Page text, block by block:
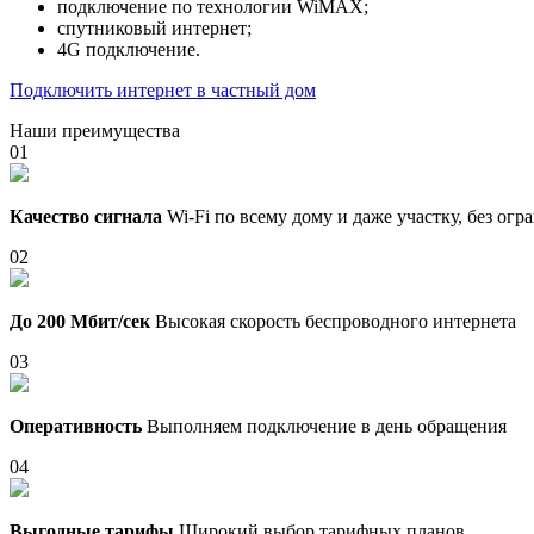
подключение по технологии WiMAX;
спутниковый интернет;
4G подключение.
Подключить интернет в частный дом
Наши преимущества
01
Качество сигнала Wi-Fi по всему дому и даже участку, без
02
До 200 Мбит/сек Высокая скорость беспроводного интернета
03
Оперативность Выполняем подключение в день обращения
04